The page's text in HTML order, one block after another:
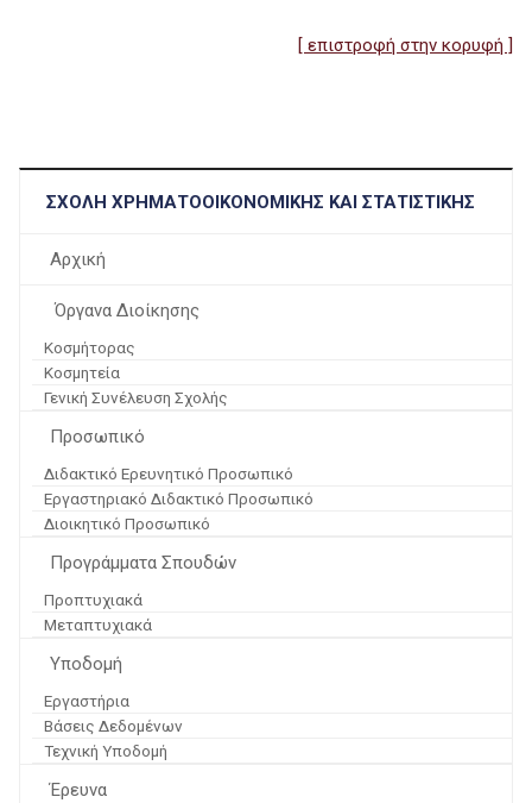
[ επιστροφή στην κορυφή ]
ΣΧΟΛΉ ΧΡΗΜΑΤΟΟΙΚΟΝΟΜΙΚΉΣ ΚΑΙ ΣΤΑΤΙΣΤΙΚΉΣ
Αρχική
Όργανα Διοίκησης
Κοσμήτορας
Κοσμητεία
Γενική Συνέλευση Σχολής
Προσωπικό
Διδακτικό Ερευνητικό Προσωπικό
Εργαστηριακό Διδακτικό Προσωπικό
Διοικητικό Προσωπικό
Προγράμματα Σπουδών
Προπτυχιακά
Μεταπτυχιακά
Υποδομή
Εργαστήρια
Βάσεις Δεδομένων
Τεχνική Υποδομή
Έρευνα